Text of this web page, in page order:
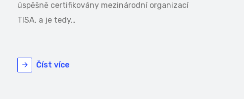
úspěšně certifikovány mezinárodní organizací
TISA, a je tedy…
Číst více